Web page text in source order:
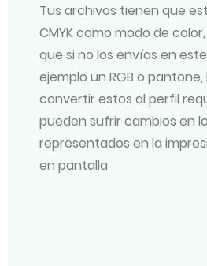
Tus archivos tienen que
CMYK como modo de
que si no los envías en
ejemplo un RGB o
convertir estos al perfil
pueden sufrir cambios en
representados en la
en pantalla